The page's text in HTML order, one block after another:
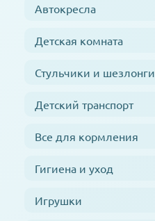
Автокресла
Детская комната
Стульчики и шезлонги
Детский транспорт
Все для кормления
Гигиена и уход
Игрушки